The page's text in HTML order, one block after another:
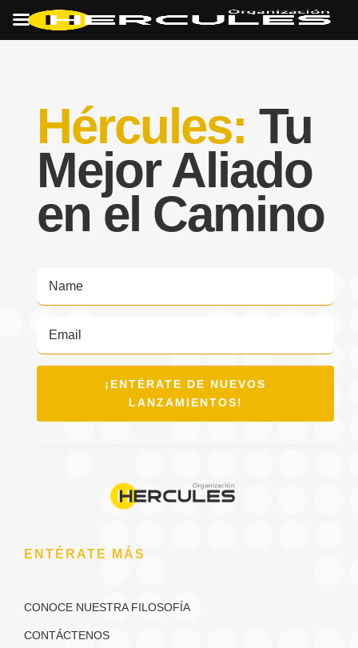
Hércules: Tu
Mejor Aliado
en el Camino
¡ENTÉRATE DE NUEVOS
LANZAMIENTOS!
ENTÉRATE MÁS
CONOCE NUESTRA FILOSOFÍA
CONTÁCTENOS